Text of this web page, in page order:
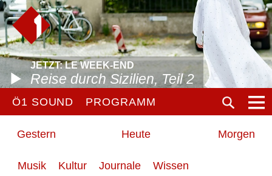
JETZT: LE WEEK-END
Reise durch Sizilien, Teil 2
Ö1 SOUND PROGRAMM
Gestern Heute Morgen
Musik Kultur Journale
Wissen